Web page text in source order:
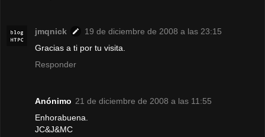
jmqnick
19 de diciembre de 2008 a las 23:15
Gracias a ti por tu visita.
Responder
Anónimo 21 de diciembre de 2008 a las 11:55
Enhorabuena.
JC&J&MC